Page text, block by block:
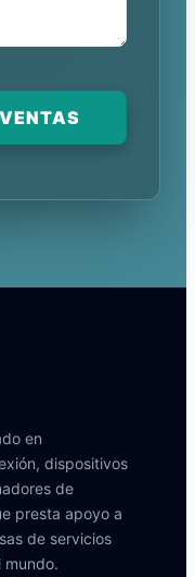
en
dispositivos
de
presta apoyo a
de servicios
mundo.